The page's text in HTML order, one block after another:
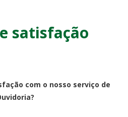
satisfação
com o nosso serviço de